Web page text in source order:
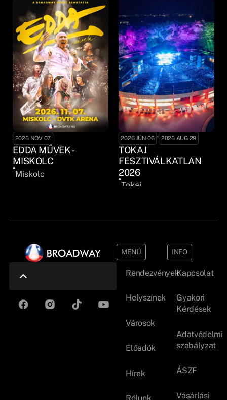
2026 NOV 07
EDDA MŰVEK -
MISKOLC
Miskolc
2026 JÚN 06 - 2026 AUG 29
TOKAJ
FESZTIVÁLKATLAN
2026
Tokaj
MENÜ
Rendezvények
Helyszínek
Városok
Előadók
Hírek
INFO
Kapcsolat
Gyakori
Kérdések
Adatvédelmi
szabályzat
ÁSZF
Vásárlási